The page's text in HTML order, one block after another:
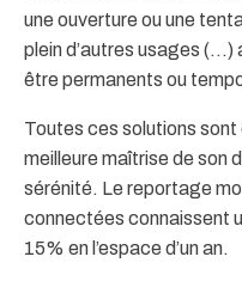
une ouverture ou une
plein d’autres usages
être permanents ou
Toutes ces solutions sont
meilleure maîtrise de son
sérénité. Le reportage
connectées connaissent
15% en l’espace d’un an.